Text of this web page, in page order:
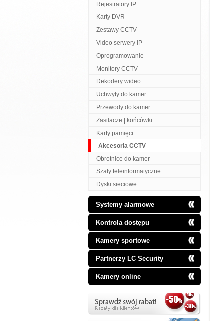
Rejestratory IP
Karty DVR
Zestawy CCTV
Video serwery IP
Oprogramowanie
Monitory CCTV
Dekodery wideo
Uchwyty do kamer
Przewody do kamer
Zasilacze | końcówki
Karty pamięci
Akcesoria CCTV
Obrotnice do kamer
Szafy teleinformatyczne
Dyski sieciowe
Systemy alarmowe
Kontrola dostępu
Kamery sportowe
Partnerzy LC Security
Kamery online